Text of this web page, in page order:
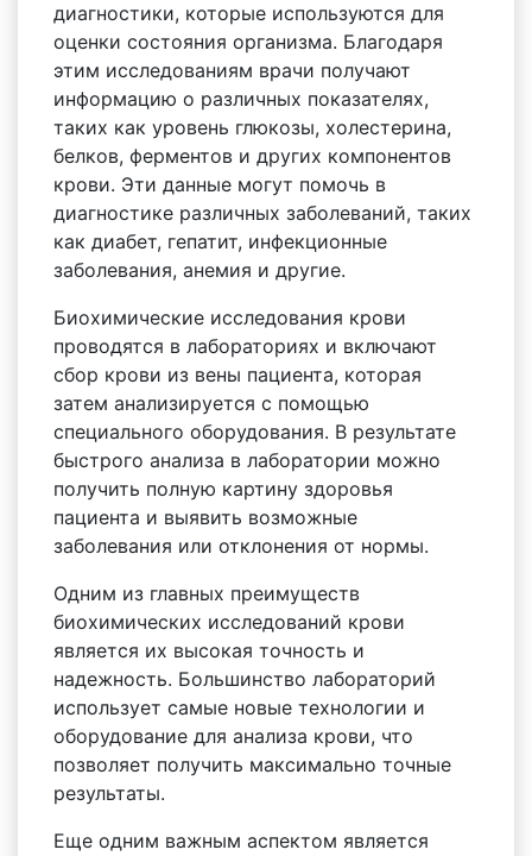
диагностики, которые используются для
оценки состояния организма. Благодаря
этим исследованиям врачи получают
информацию о различных показателях,
таких как уровень глюкозы, холестерина,
белков, ферментов и других компонентов
крови. Эти данные могут помочь в
диагностике различных заболеваний, таких
как диабет, гепатит, инфекционные
заболевания, анемия и другие.
Биохимические исследования крови
проводятся в лабораториях и включают
сбор крови из вены пациента, которая
затем анализируется с помощью
специального оборудования. В результате
быстрого анализа в лаборатории можно
получить полную картину здоровья
пациента и выявить возможные
заболевания или отклонения от нормы.
Одним из главных преимуществ
биохимических исследований крови
является их высокая точность и
надежность. Большинство лабораторий
использует самые новые технологии и
оборудование для анализа крови, что
позволяет получить максимально точные
результаты.
Еще одним важным аспектом является